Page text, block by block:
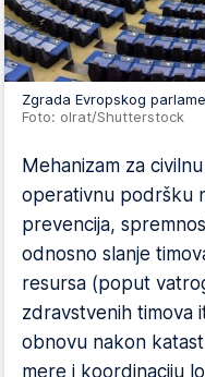
Zgrada Evropskog
Foto: olrat/Shutterstock
Mehanizam za
operativnu podršku
prevencija,
odnosno slanje
resursa (poput
zdravstvenih timova
obnovu nakon
mere i koordinaciju